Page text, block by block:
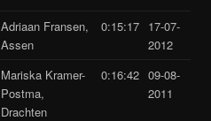
Adriaan Fransen,
Assen
0:15:17 17-07-
2012
Mariska Kramer-
Postma,
Drachten
0:16:42 09-08-
2011